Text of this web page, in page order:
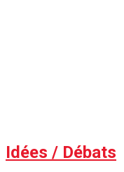
Idées / Débats